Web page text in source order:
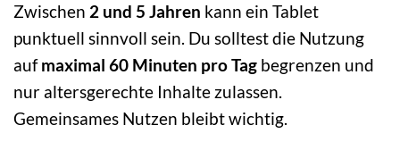
Zwischen 2 und 5 Jahren kann ein Tablet
punktuell sinnvoll sein. Du solltest die Nutzung
aufmaximal 60 Minuten pro Tag begrenzen und
nur altersgerechte Inhalte zulassen.
Gemeinsames Nutzen bleibt wichtig.